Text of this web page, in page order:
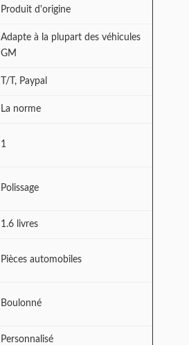
Produit d'origine
Adapte à la plupart des véhicules
GM
T/T, Paypal
La norme
1
Polissage
1.6 livres
Pièces automobiles
Boulonné
Personnalisé